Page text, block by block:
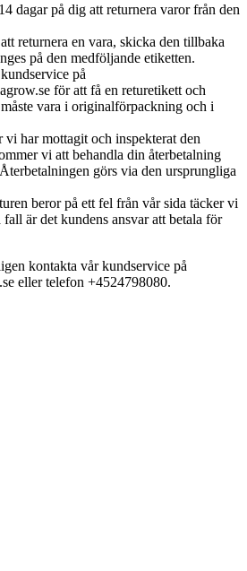
dagar på dig att returnera varor från den
returnera en vara, skicka den tillbaka
på den medföljande etiketten.
på
för att få en returetikett och
vara i originalförpackning och i
vi har mottagit och inspekterat den
vi att behandla din återbetalning
görs via den ursprungliga
beror på ett fel från vår sida täcker vi
är det kundens ansvar att betala för
kontakta vår kundservice på
eller telefon +4524798080.